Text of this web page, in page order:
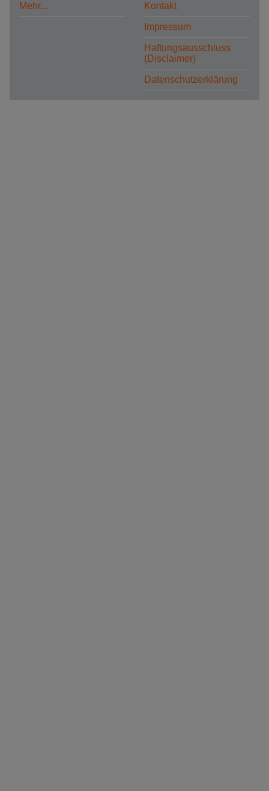
Mehr... Kontakt
Impressum
Haftungsausschluss
(Disclaimer)
Datenschutzerklärung